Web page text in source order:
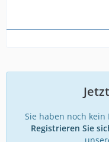
Sie haben noch
Registrieren Sie